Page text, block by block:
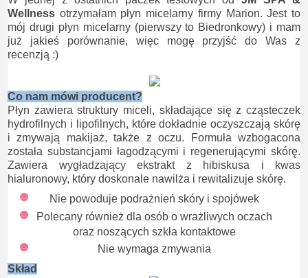
Wellness otrzymałam płyn micelarny firmy Marion. Jest to
mój drugi płyn micelarny (pierwszy to Biedronkowy) i mam
już jakieś porównanie, więc mogę przyjść do Was z
recenzją :)
Co nam mówi producent?
Płyn zawiera struktury miceli, składające się z cząsteczek
hydrofilnych i lipofilnych, które dokładnie oczyszczają skórę
i zmywają makijaż, także z oczu. Formuła wzbogacona
została substancjami łagodzącymi i regenerującymi skórę.
Zawiera wygładzający ekstrakt z hibiskusa i kwas
hialuronowy, który doskonale nawilża i rewitalizuje skórę.
Nie powoduje podrażnień skóry i spojówek
Polecany również dla osób o wrażliwych oczach
oraz noszących szkła kontaktowe
Nie wymaga zmywania
Skład